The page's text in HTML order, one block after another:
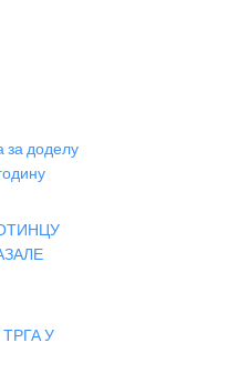
за доделу
У